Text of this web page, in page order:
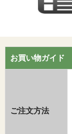
お買い物ガイド
ご注文方法